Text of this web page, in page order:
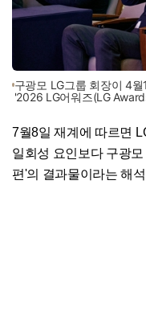
구광모 LG그룹 회장이 4
'2026 LG어워즈(LG
7월8일 재계에 따르면
일회성 요인보다 구광
편'의 결과물이라는 해